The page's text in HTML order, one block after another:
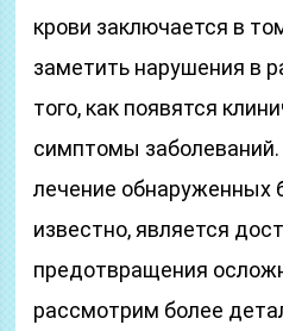
крови заключается в
заметить нарушения в
того, как появятся
симптомы
лечение обнаруженных
известно, является
предотвращения
рассмотрим более